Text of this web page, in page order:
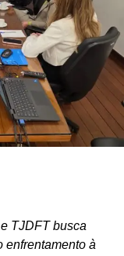
TJDFT busca
enfrentamento à